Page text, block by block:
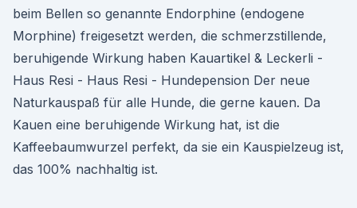
beim Bellen so genannte Endorphine (endogene
Morphine) freigesetzt werden, die schmerzstillende,
beruhigende Wirkung haben Kauartikel & Leckerli -
Haus Resi - Haus Resi - Hundepension Der neue
Naturkauspaß für alle Hunde, die gerne kauen. Da
Kauen eine beruhigende Wirkung hat, ist die
Kaffeebaumwurzel perfekt, da sie ein Kauspielzeug ist,
das 100% nachhaltig ist.